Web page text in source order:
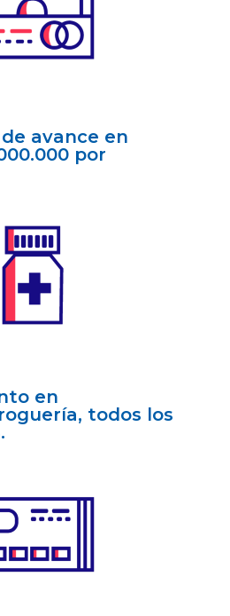
avance en
por
en
todos los